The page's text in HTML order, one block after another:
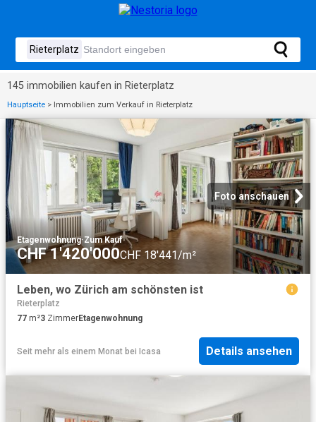
145 immobilien kaufen in Rieterplatz
Hauptseite > Immobilien zum Verkauf in Rieterplatz
Foto anschauen
Etagenwohnung·Zum Kauf
CHF 1'420'000CHF 18'441/m²
Leben, wo Zürich am schönsten ist
Rieterplatz
77 m²3 ZimmerEtagenwohnung
Seit mehr als einem Monat bei Icasa Details ansehen